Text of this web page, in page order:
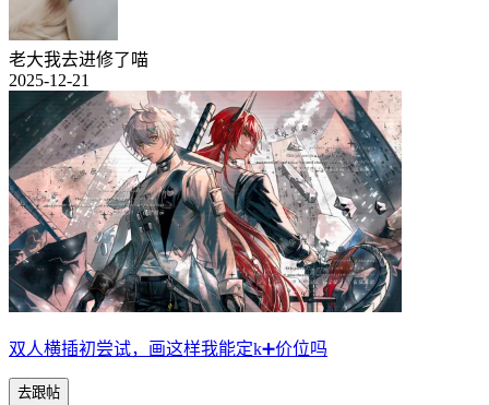
老大我去进修了喵
2025-12-21
双人横插初尝试，画这样我能定k➕价位吗
去跟帖